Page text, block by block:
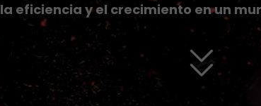
eficiencia y el crecimiento en un